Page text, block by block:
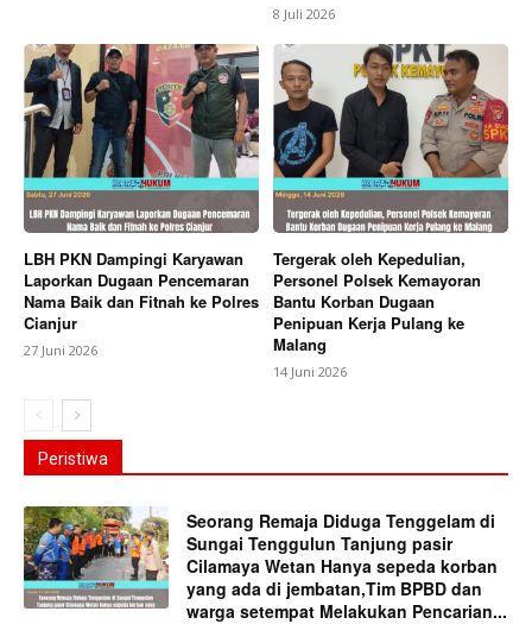
8 Juli 2026
LBH PKN Dampingi Karyawan
Laporkan Dugaan Pencemaran
Nama Baik dan Fitnah ke Polres
Cianjur
27 Juni 2026
Tergerak oleh Kepedulian,
Personel Polsek Kemayoran
Bantu Korban Dugaan
Penipuan Kerja Pulang ke
Malang
14 Juni 2026
Peristiwa
Seorang Remaja Diduga Tenggelam di
Sungai Tenggulun Tanjung pasir
Cilamaya Wetan Hanya sepeda korban
yang ada di jembatan,Tim BPBD dan
warga setempat Melakukan Pencarian...